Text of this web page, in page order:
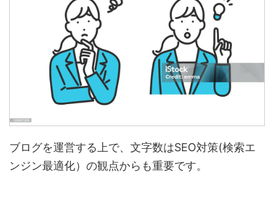
ブログを運営する上で、文字数はSEO対策(検索エ
ンジン最適化）の観点からも重要です。